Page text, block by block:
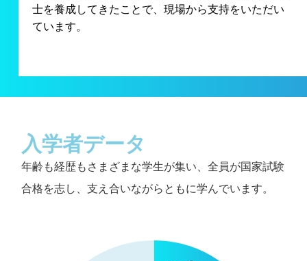
士を養成してきたことで、現場から支持をいただい
ています。
入学者データ
年齢も経歴もさまざまな学生が集い、全員が国家試験
合格を志し、支え合いながらともに学んでいます。